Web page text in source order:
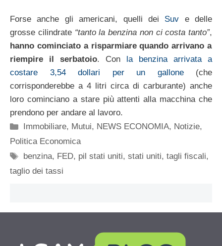
Forse anche gli americani, quelli dei Suv e delle
grosse cilindrate “tanto la benzina non ci costa tanto”,
hanno cominciato a risparmiare quando arrivano a
riempire il serbatoio. Con
la benzina arrivata a
costare 3,54 dollari per un gallone(che
corrisponderebbe a 4 litri circa di carburante) anche
loro cominciano a stare più attenti alla macchina che
prendono per andare al lavoro.
Categorie
Immobiliare, Mutui, NEWS ECONOMIA, Notizie,
Politica Economica
Tag
benzina, FED, pil stati uniti,stati uniti,tagli fiscali,
taglio dei tassi